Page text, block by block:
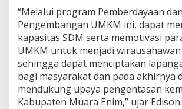
a
r
a
“Melalui program Pemberdayaan dan
Pengembangan UMKM ini, dapat
kapasitas SDM serta memotivasi
UMKM untuk menjadi
sehingga dapat menciptakan
bagi masyarakat dan pada akhirnya
mendukung upaya pengentasan
Kabupaten Muara Enim,” ujar Edison.